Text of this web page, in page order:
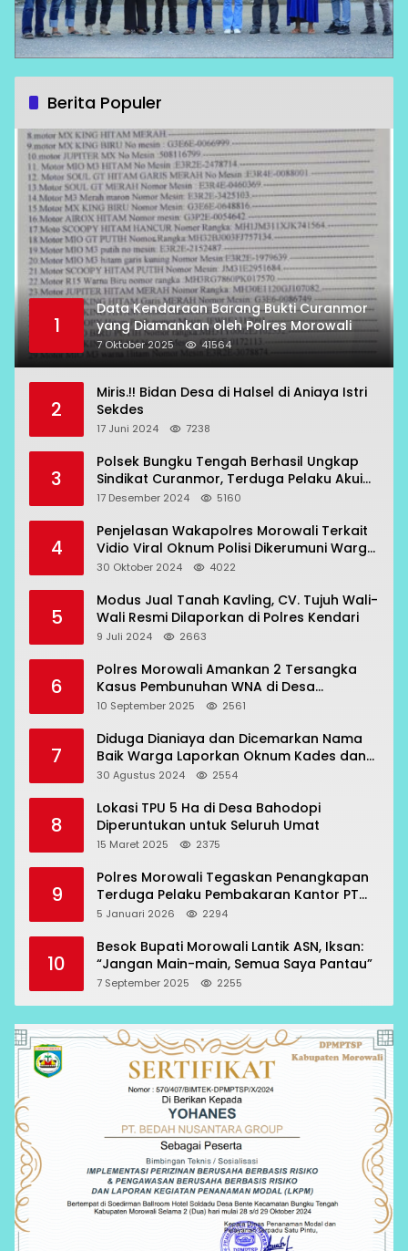
Berita Populer
1
Data Kendaraan Barang Bukti Curanmor
yang Diamankan oleh Polres Morowali
7 Oktober 2025 41564
2
Miris.!! Bidan Desa di Halsel di Aniaya Istri
Sekdes
17 Juni 2024 7238
3
Polsek Bungku Tengah Berhasil Ungkap
Sindikat Curanmor, Terduga Pelaku Akui
Beraksi di 7 Lokasi
17 Desember 2024 5160
4
Penjelasan Wakapolres Morowali Terkait
Vidio Viral Oknum Polisi Dikerumuni Warga
Bahodopi
30 Oktober 2024 4022
5
Modus Jual Tanah Kavling, CV. Tujuh Wali-
Wali Resmi Dilaporkan di Polres Kendari
9 Juli 2024 2663
6
Polres Morowali Amankan 2 Tersangka
Kasus Pembunuhan WNA di Desa
Topogaro
10 September 2025 2561
7
Diduga Dianiaya dan Dicemarkan Nama
Baik Warga Laporkan Oknum Kades dan
Oknum Polisi
30 Agustus 2024 2554
8
Lokasi TPU 5 Ha di Desa Bahodopi
Diperuntukan untuk Seluruh Umat
15 Maret 2025 2375
9
Polres Morowali Tegaskan Penangkapan
Terduga Pelaku Pembakaran Kantor PT
RCP Sesuai Prosedur
5 Januari 2026 2294
10
Besok Bupati Morowali Lantik ASN, Iksan:
“Jangan Main-main, Semua Saya Pantau”
7 September 2025 2255